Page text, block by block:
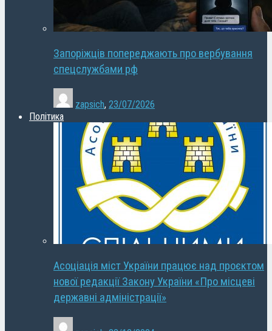
Запоріжців попереджають про вербування
спецслужбами рф
zapsich, 23/07/2026
Політика
Асоціація міст України працює над проєктом
нової редакції Закону України «Про місцеві
державні адміністрації»